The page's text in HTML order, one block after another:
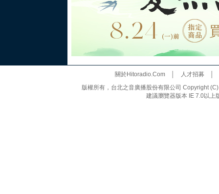
關於Hitoradio.Com│ 人才招募
版權所有，台北之音廣播股份有限公司 Copyright
建議瀏覽器版本 IE 7.0以上